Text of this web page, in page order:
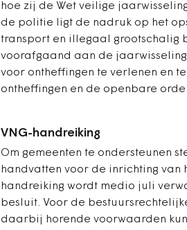
hoe zij de Wet veilige
de politie ligt de nadruk op het
transport en illegaal grootschalig
voorafgaand aan de
voor ontheffingen te verlenen en
ontheffingen en de openbare
VNG-handreiking
Om gemeenten te ondersteunen
handvatten voor de inrichting van
handreiking wordt medio juli
besluit. Voor de
daarbij horende voorwaarden